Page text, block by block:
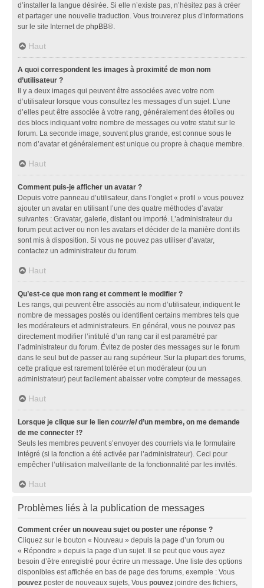
d’installer la langue désirée. Si elle n’existe pas, n’hésitez pas à créer
et partager une nouvelle traduction. Vous trouverez plus d’informations
sur le site Internet de phpBB®.
Haut
A quoi correspondent les images à proximité de mon nom
d’utilisateur ?
Il y a deux images qui peuvent être associées avec votre nom
d’utilisateur lorsque vous consultez les messages d’un sujet. L’une
d’elles peut être associée à votre rang, généralement des étoiles ou
des blocs indiquant votre nombre de messages ou votre statut sur le
forum. La seconde image, souvent plus grande, est connue sous le
nom d’avatar et généralement est unique ou propre à chaque membre.
Haut
Comment puis-je afficher un avatar ?
Depuis votre panneau d’utilisateur, dans l’onglet « profil » vous pouvez
ajouter un avatar en utilisant l’une des quatre méthodes d’avatar
suivantes : Gravatar, galerie, distant ou importé. L’administrateur du
forum peut activer ou non les avatars et décider de la manière dont ils
sont mis à disposition. Si vous ne pouvez pas utiliser d’avatar,
contactez un administrateur du forum.
Haut
Qu’est-ce que mon rang et comment le modifier ?
Les rangs, qui peuvent être associés au nom d’utilisateur, indiquent le
nombre de messages postés ou identifient certains membres tels que
les modérateurs et administrateurs. En général, vous ne pouvez pas
directement modifier l’intitulé d’un rang car il est paramétré par
l’administrateur du forum. Évitez de poster des messages sur le forum
dans le seul but de passer au rang supérieur. Sur la plupart des forums,
cette pratique est rarement tolérée et un modérateur (ou un
administrateur) peut facilement abaisser votre compteur de messages.
Haut
Lorsque je clique sur le lien courrield’un membre, on me demande
de me connecter !?
Seuls les membres peuvent s’envoyer des courriels via le formulaire
intégré (si la fonction a été activée par l’administrateur). Ceci pour
empêcher l’utilisation malveillante de la fonctionnalité par les invités.
Haut
Problèmes liés à la publication de messages
Comment créer un nouveau sujet ou poster une réponse ?
Cliquez sur le bouton « Nouveau » depuis la page d’un forum ou
« Répondre » depuis la page d’un sujet. Il se peut que vous ayez
besoin d’être enregistré pour écrire un message. Une liste des options
disponibles est affichée en bas de page des forums, exemple : Vous
pouvez poster de nouveaux sujets, Vous pouvez joindre des fichiers,